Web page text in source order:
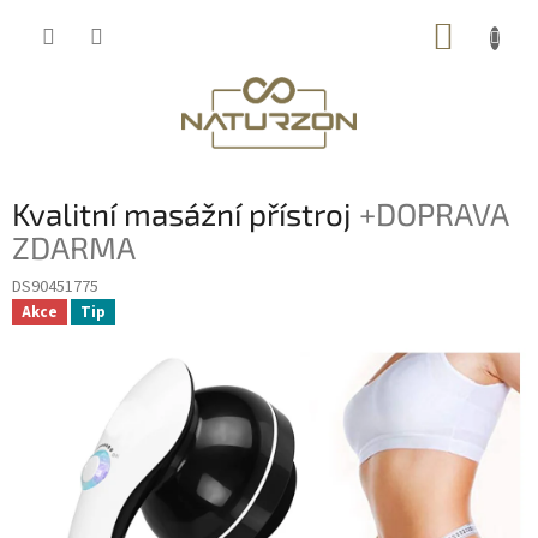
Kvalitní masážní přístroj +DOPRAVA
ZDARMA
DS90451775
Akce Tip